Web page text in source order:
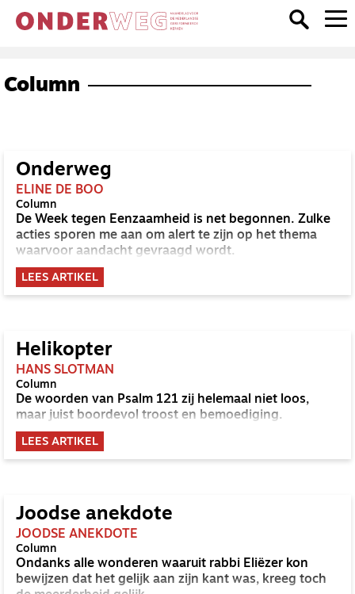
Column
Onderweg
ELINE DE BOO
Column
De Week tegen Eenzaamheid is net begonnen. Zulke
acties sporen me aan om alert te zijn op het thema
waarvoor aandacht gevraagd wordt.
LEES ARTIKEL
Helikopter
HANS SLOTMAN
Column
De woorden van Psalm 121 zij helemaal niet loos,
maar juist boordevol troost en bemoediging.
LEES ARTIKEL
Joodse anekdote
JOODSE ANEKDOTE
Column
Ondanks alle wonderen waaruit rabbi Eliëzer kon
bewijzen dat het gelijk aan zijn kant was, kreeg toch